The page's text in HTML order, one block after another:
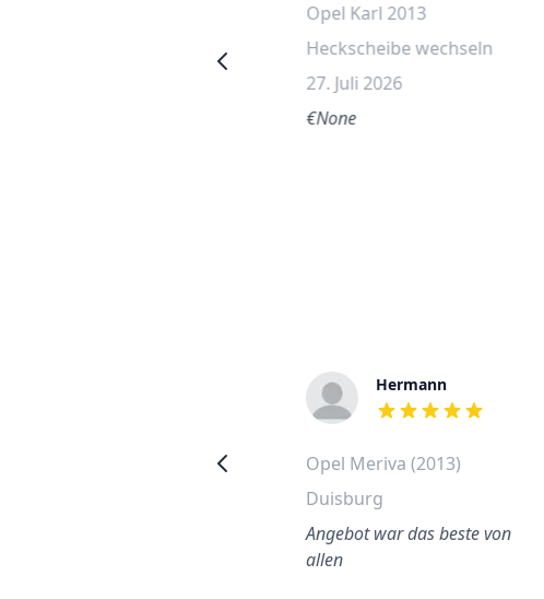
Opel Karl 2013
Heckscheibe wechseln
27. Juli 2026
€None
Hermann
out of 5 stars
Opel Meriva (2013)
Duisburg
Angebot war das beste von
allen